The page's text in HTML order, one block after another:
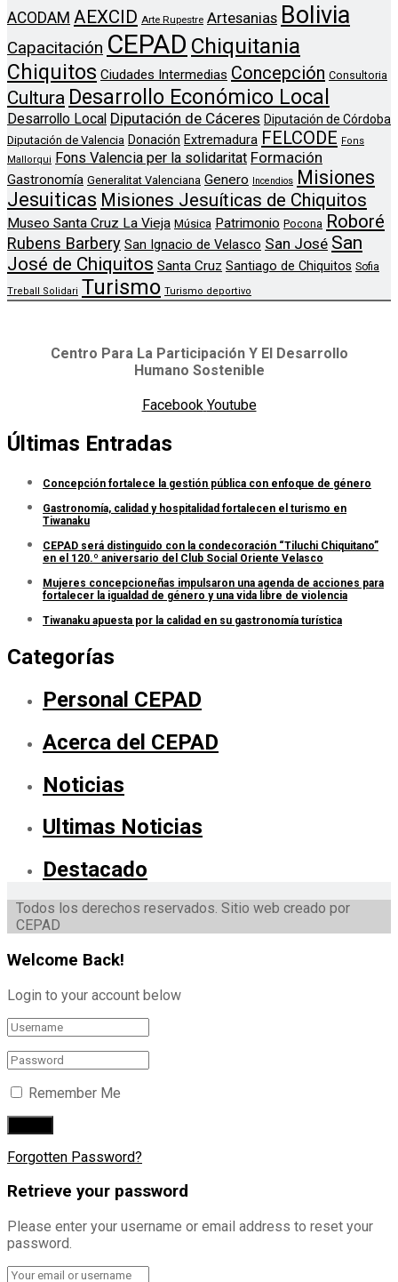
ACODAM AEXCID Arte Rupestre Artesanias Bolivia
Capacitación CEPAD Chiquitania
Chiquitos Ciudades Intermedias Concepción Consultoria
Cultura Desarrollo Económico Local
Desarrollo Local Diputación de Cáceres Diputación de Córdoba
Diputación de Valencia Donación Extremadura FELCODE Fons
Mallorqui Fons Valencia per la solidaritat Formación
Gastronomía Generalitat Valenciana Genero Incendios Misiones
Jesuiticas Misiones Jesuíticas de Chiquitos
Museo Santa Cruz La Vieja Música Patrimonio Pocona Roboré
Rubens Barbery San Ignacio de Velasco San José San
José de Chiquitos Santa Cruz Santiago de Chiquitos Sofia
Treball Solidari Turismo Turismo deportivo
Centro Para La Participación Y El Desarrollo
Humano Sostenible
Facebook Youtube
Últimas Entradas
Concepción fortalece la gestión pública con enfoque de género
Gastronomía, calidad y hospitalidad fortalecen el turismo en
Tiwanaku
CEPAD será distinguido con la condecoración “Tiluchi Chiquitano”
en el 120.º aniversario del Club Social Oriente Velasco
Mujeres concepcioneñas impulsaron una agenda de acciones para
fortalecer la igualdad de género y una vida libre de violencia
Tiwanaku apuesta por la calidad en su gastronomía turística
Categorías
Personal CEPAD
Acerca del CEPAD
Noticias
Ultimas Noticias
Destacado
Todos los derechos reservados. Sitio web creado por
CEPAD
Welcome Back!
Login to your account below
Remember Me
Forgotten Password?
Retrieve your password
Please enter your username or email address to reset your
password.